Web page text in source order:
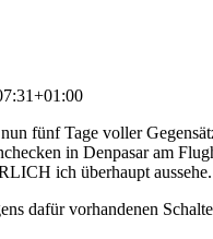
nun fünf Tage voller
in Denpasar am
ich überhaupt aussehe.
dafür vorhandenen